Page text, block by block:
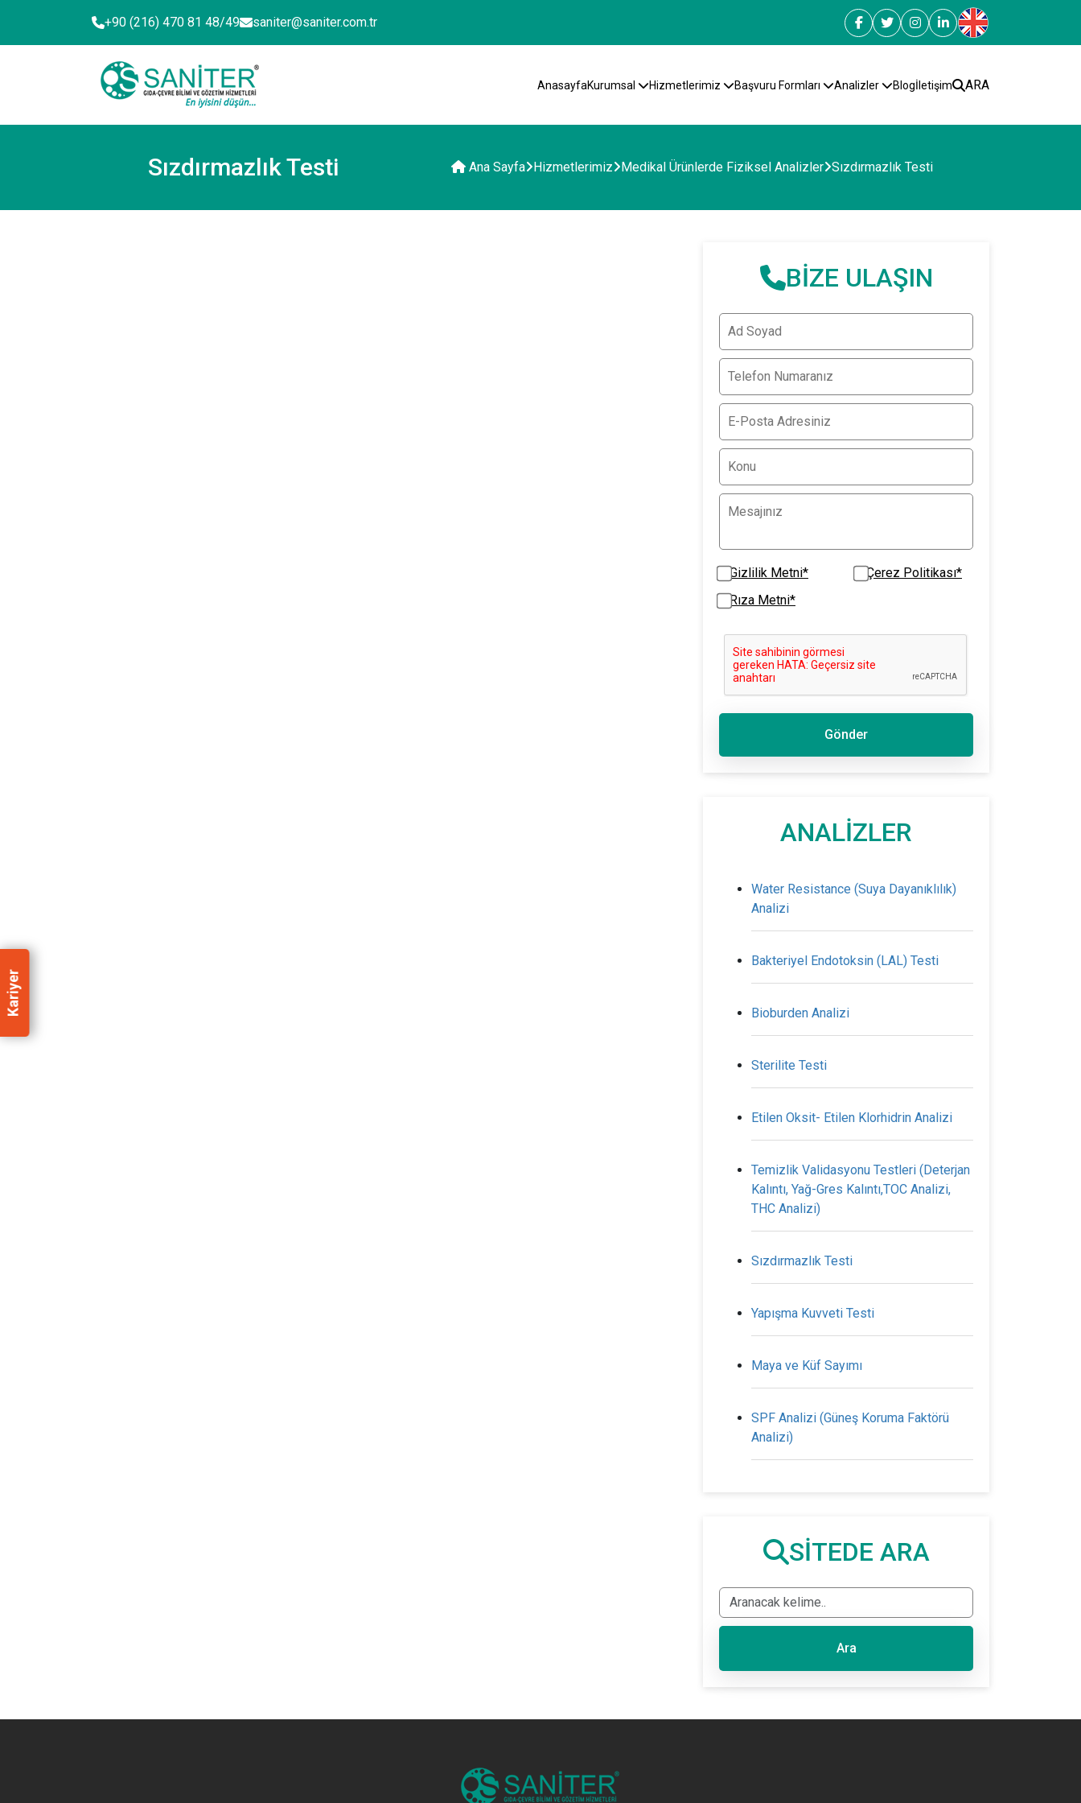
+90 (216) 470 81 48/49 saniter@saniter.com.tr
AnasayfaKurumsal Hizmetlerimiz Başvuru Formları Analizler Blogİletişim ARA
Sızdırmazlık Testi Ana Sayfa Hizmetlerimiz Medikal Ürünlerde Fiziksel Analizler Sızdırmazlık Testi
BİZE ULAŞIN
Gizlilik Metni*
Çerez Politikası*
Rıza Metni*
Gönder
ANALİZLER
Water Resistance (Suya Dayanıklılık)
Analizi
Bakteriyel Endotoksin (LAL) Testi
Bioburden Analizi
Sterilite Testi
Etilen Oksit- Etilen Klorhidrin Analizi
Temizlik Validasyonu Testleri (Deterjan
Kalıntı, Yağ-Gres Kalıntı,TOC Analizi,
THC Analizi)
Sızdırmazlık Testi
Yapışma Kuvveti Testi
Maya ve Küf Sayımı
SPF Analizi (Güneş Koruma Faktörü
Analizi)
SİTEDE ARA
Ara
Kariyer